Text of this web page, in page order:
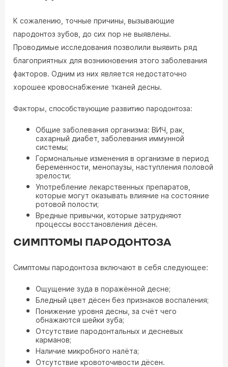
К сожалению, точные причины, вызывающие
пародонтоз зубов, до сих пор не выявлены.
Проводимые исследования позволили выявить ряд
благоприятных для возникновения этого заболевания
факторов. Одним из них является недостаточно
хорошее кровоснабжение тканей десны.
Факторы, способствующие развитию пародонтоза:
Общие заболевания организма: ВИЧ, рак,
сахарный диабет, заболевания иммунной
системы;
Гормональные изменения в организме в период
беременности, менопаузы, наступления половой
зрелости;
Употребление лекарственных препаратов,
которые могут оказывать влияние на состояние
ротовой полости;
Вредные привычки, которые затрудняют
процессы восстановления дёсен.
СИМПТОМЫ ПАРОДОНТОЗА
Симптомы пародонтоза включают в себя следующее:
Ощущение зуда в поражённой десне;
Бледный цвет дёсен без признаков воспаления;
Понижение уровня десны, за счёт чего
обнажаются шейки зуба;
Отсутствие пародонтальных и десневых
карманов;
Наличие микробного налёта;
Отсутствие кровоточивости дёсен.